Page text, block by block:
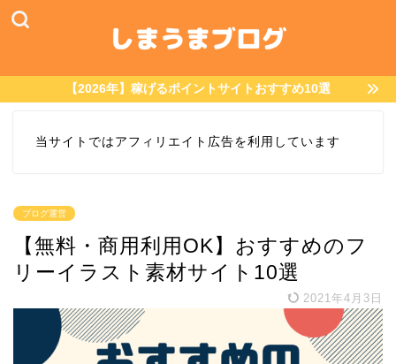
【2026年】稼げるポイントサイトおすすめ10選
当サイトではアフィリエイト広告を利用しています
ブログ運営
【無料・商用利用OK】おすすめのフ
リーイラスト素材サイト10選
2021年4月3日